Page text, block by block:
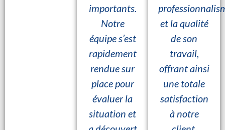
importants.
Notre
équipe s’est
rapidement
rendue sur
place pour
évaluer la
situation et
et la qualité
de son
travail,
offrant ainsi
une totale
satisfaction
à notre